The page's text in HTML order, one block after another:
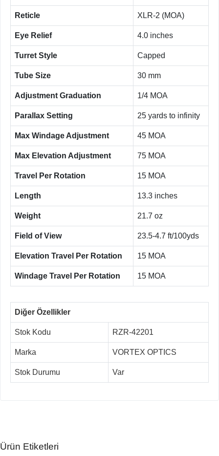
Reticle XLR-2 (MOA)
Eye Relief 4.0 inches
Turret Style Capped
Tube Size 30 mm
Adjustment Graduation 1/4 MOA
Parallax Setting 25 yards to infinity
Max Windage Adjustment 45 MOA
Max Elevation Adjustment 75 MOA
Travel Per Rotation 15 MOA
Length 13.3 inches
Weight 21.7 oz
Field of View 23.5-4.7 ft/100yds
Elevation Travel Per Rotation 15 MOA
Windage Travel Per Rotation 15 MOA
Diğer Özellikler
Stok Kodu RZR-42201
Marka VORTEX OPTICS
Stok Durumu Var
Ürün Etiketleri